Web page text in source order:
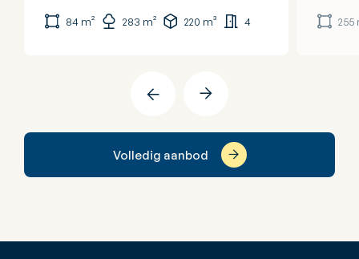
84 m² 283 m² 220 m³ 4 255
Volledig aanbod